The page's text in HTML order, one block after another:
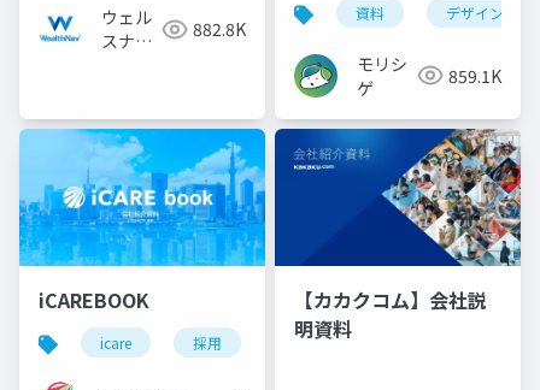
ウェル
スナビ
882.8K
資料 デザイン
モリシ
ゲ
859.1K
iCAREBOOK
icare 採用 カルチャーデック
【カカクコム】会社説
明資料